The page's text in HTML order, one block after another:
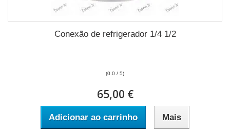
Conexão de refrigerador 1/4 1/2
(0.0 / 5)
65,00 €
Adicionar ao carrinho Mais